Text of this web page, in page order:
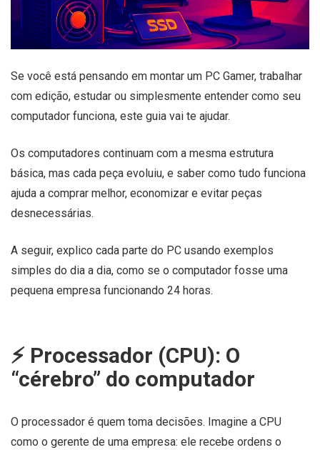
Se você está pensando em montar um PC Gamer, trabalhar
com edição, estudar ou simplesmente entender como seu
computador funciona, este guia vai te ajudar.
Os computadores continuam com a mesma estrutura
básica, mas cada peça evoluiu, e saber como tudo funciona
ajuda a comprar melhor, economizar e evitar peças
desnecessárias.
A seguir, explico cada parte do PC usando exemplos
simples do dia a dia, como se o computador fosse uma
pequena empresa funcionando 24 horas.
⚡️ Processador (CPU): O
“cérebro” do computador
O processador é quem toma decisões. Imagine a CPU
como o gerente de uma empresa: ele recebe ordens o